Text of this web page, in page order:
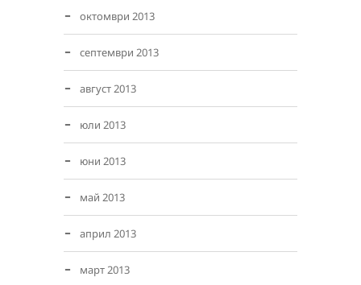
октомври 2013
септември 2013
август 2013
юли 2013
юни 2013
май 2013
април 2013
март 2013